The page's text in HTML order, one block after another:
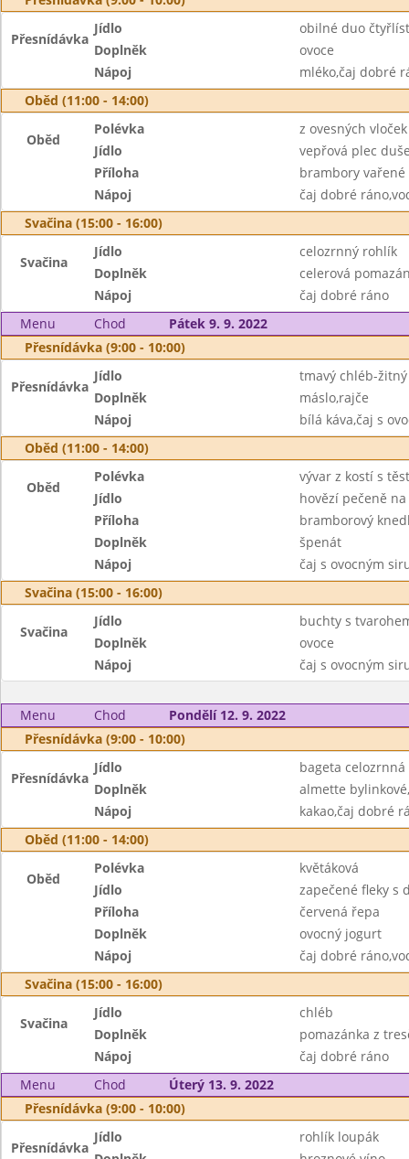
Přesnídávka
Jídlo
obilné duo
Doplněk
ovoce
Nápoj
mléko,čaj dobré
Oběd (11:00 - 14:00)
Oběd
Polévka
z ovesných
Jídlo
vepřová plec
Příloha
brambory vařené
Nápoj
čaj dobré
Svačina (15:00 - 16:00)
Svačina
Jídlo
celozrnný rohlík
Doplněk
celerová
Nápoj
čaj dobré ráno
Menu
Chod
Pátek 9. 9. 2022
Přesnídávka (9:00 - 10:00)
Přesnídávka
Jídlo
tmavý chléb-žitný
Doplněk
máslo,rajče
Nápoj
bílá káva,čaj s
Oběd (11:00 - 14:00)
Oběd
Polévka
vývar z kostí s
Jídlo
hovězí pečeně
Příloha
bramborový
Doplněk
špenát
Nápoj
čaj s ovocným
Svačina (15:00 - 16:00)
Svačina
Jídlo
buchty s
Doplněk
ovoce
Nápoj
čaj s ovocným
Menu Chod
Pondělí 12. 9. 2022
Přesnídávka (9:00 - 10:00)
Přesnídávka
Jídlo
bageta celozrnná
Doplněk
almette
Nápoj
kakao,čaj dobré
Oběd (11:00 - 14:00)
Oběd
Polévka
květáková
Jídlo
zapečené fleky s
Příloha
červená řepa
Doplněk
ovocný jogurt
Nápoj
čaj dobré
Svačina (15:00 - 16:00)
Svačina
Jídlo
chléb
Doplněk
pomazánka z
Nápoj
čaj dobré ráno
Menu
Chod
Úterý 13. 9. 2022
Přesnídávka (9:00 - 10:00)
Přesnídávka
Jídlo
rohlík loupák